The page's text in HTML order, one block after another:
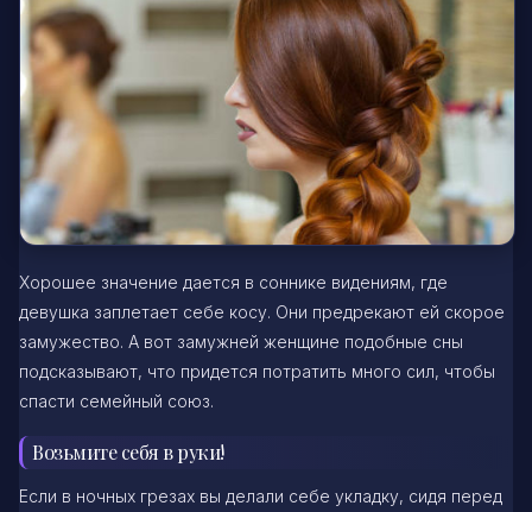
Хорошее значение дается в соннике видениям, где
девушка заплетает себе косу. Они предрекают ей скорое
замужество. А вот замужней женщине подобные сны
подсказывают, что придется потратить много сил, чтобы
спасти семейный союз.
Возьмите себя в руки!
Если в ночных грезах вы делали себе укладку, сидя перед